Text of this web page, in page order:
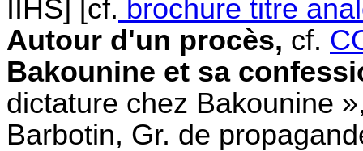
IIHS] [cf. brochure titre
Autour d'un procès, cf.
Bakounine et sa
dictature chez Bakounine
Barbotin, Gr. de